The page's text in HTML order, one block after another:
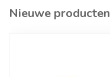
Nieuwe producten